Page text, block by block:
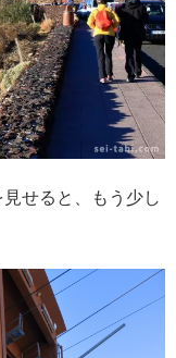
せると、もう少し